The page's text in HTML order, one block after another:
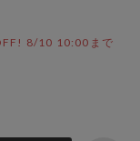
8/10 10:00まで